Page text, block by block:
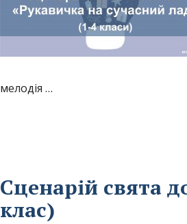
мелодія …
Сценарій свята
клас)